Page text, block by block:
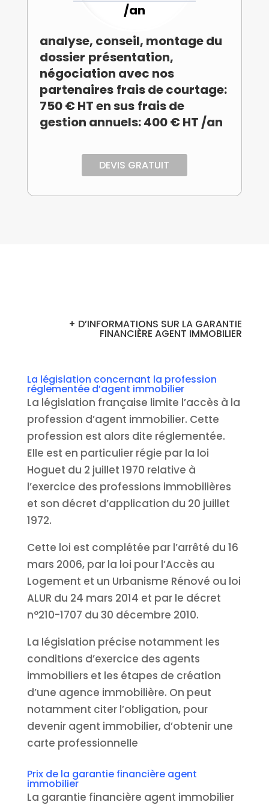
/an
analyse, conseil, montage du
dossier présentation,
négociation avec nos
partenaires frais de courtage:
750 € HT en sus frais de
gestion annuels: 400 € HT /an
DEVIS GRATUIT
+ D’INFORMATIONS SUR LA GARANTIE
FINANCIÈRE AGENT IMMOBILIER
La législation concernant la profession
réglementée d’agent immobilier
La législation française limite l’accès à la
profession d’agent immobilier. Cette
profession est alors dite réglementée.
Elle est en particulier régie par la loi
Hoguet du 2 juillet 1970 relative à
l’exercice des professions immobilières
et son décret d’application du 20 juillet
1972.
Cette loi est complétée par l’arrêté du 16
mars 2006, par la loi pour l’Accès au
Logement et un Urbanisme Rénové ou loi
ALUR du 24 mars 2014 et par le décret
n°210-1707 du 30 décembre 2010.
La législation précise notamment les
conditions d’exercice des agents
immobiliers et les étapes de création
d’une agence immobilière. On peut
notamment citer l’obligation, pour
devenir agent immobilier, d’obtenir une
carte professionnelle
Prix de la garantie financière agent
immobilier
La garantie financière agent immobilier